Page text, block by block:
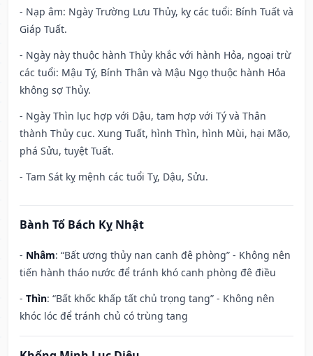
- Nạp âm: Ngày Trường Lưu Thủy, kỵ các tuổi: Bính Tuất và
Giáp Tuất.
- Ngày này thuộc hành Thủy khắc với hành Hỏa, ngoại trừ
các tuổi: Mậu Tý, Bính Thân và Mậu Ngọ thuộc hành Hỏa
không sợ Thủy.
- Ngày Thìn lục hợp với Dậu, tam hợp với Tý và Thân
thành Thủy cục. Xung Tuất, hình Thìn, hình Mùi, hại Mão,
phá Sửu, tuyệt Tuất.
- Tam Sát kỵ mệnh các tuổi Tỵ, Dậu, Sửu.
Bành Tổ Bách Kỵ Nhật
- Nhâm: “Bất ương thủy nan canh đê phòng” - Không nên
tiến hành tháo nước để tránh khó canh phòng đê điều
- Thìn: “Bất khốc khấp tất chủ trọng tang” - Không nên
khóc lóc để tránh chủ có trùng tang